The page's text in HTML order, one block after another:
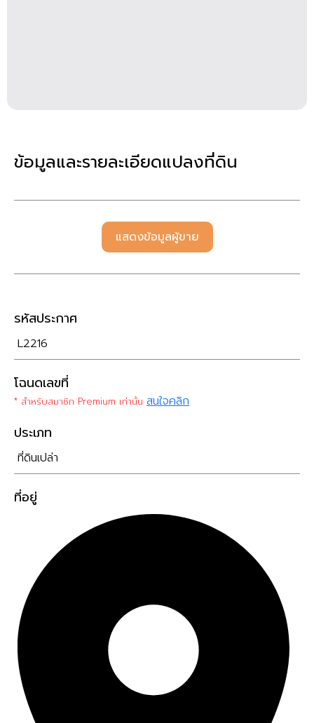
ข้อมูลและรายละเอียดแปลงที่ดิน
แสดงข้อมูลผู้ขาย
รหัสประกาศ
L2216
โฉนดเลขที่
* สำหรับสมาชิก Premium เท่านั้น สนใจคลิก
ประเภท
ที่ดินเปล่า
ที่อยู่